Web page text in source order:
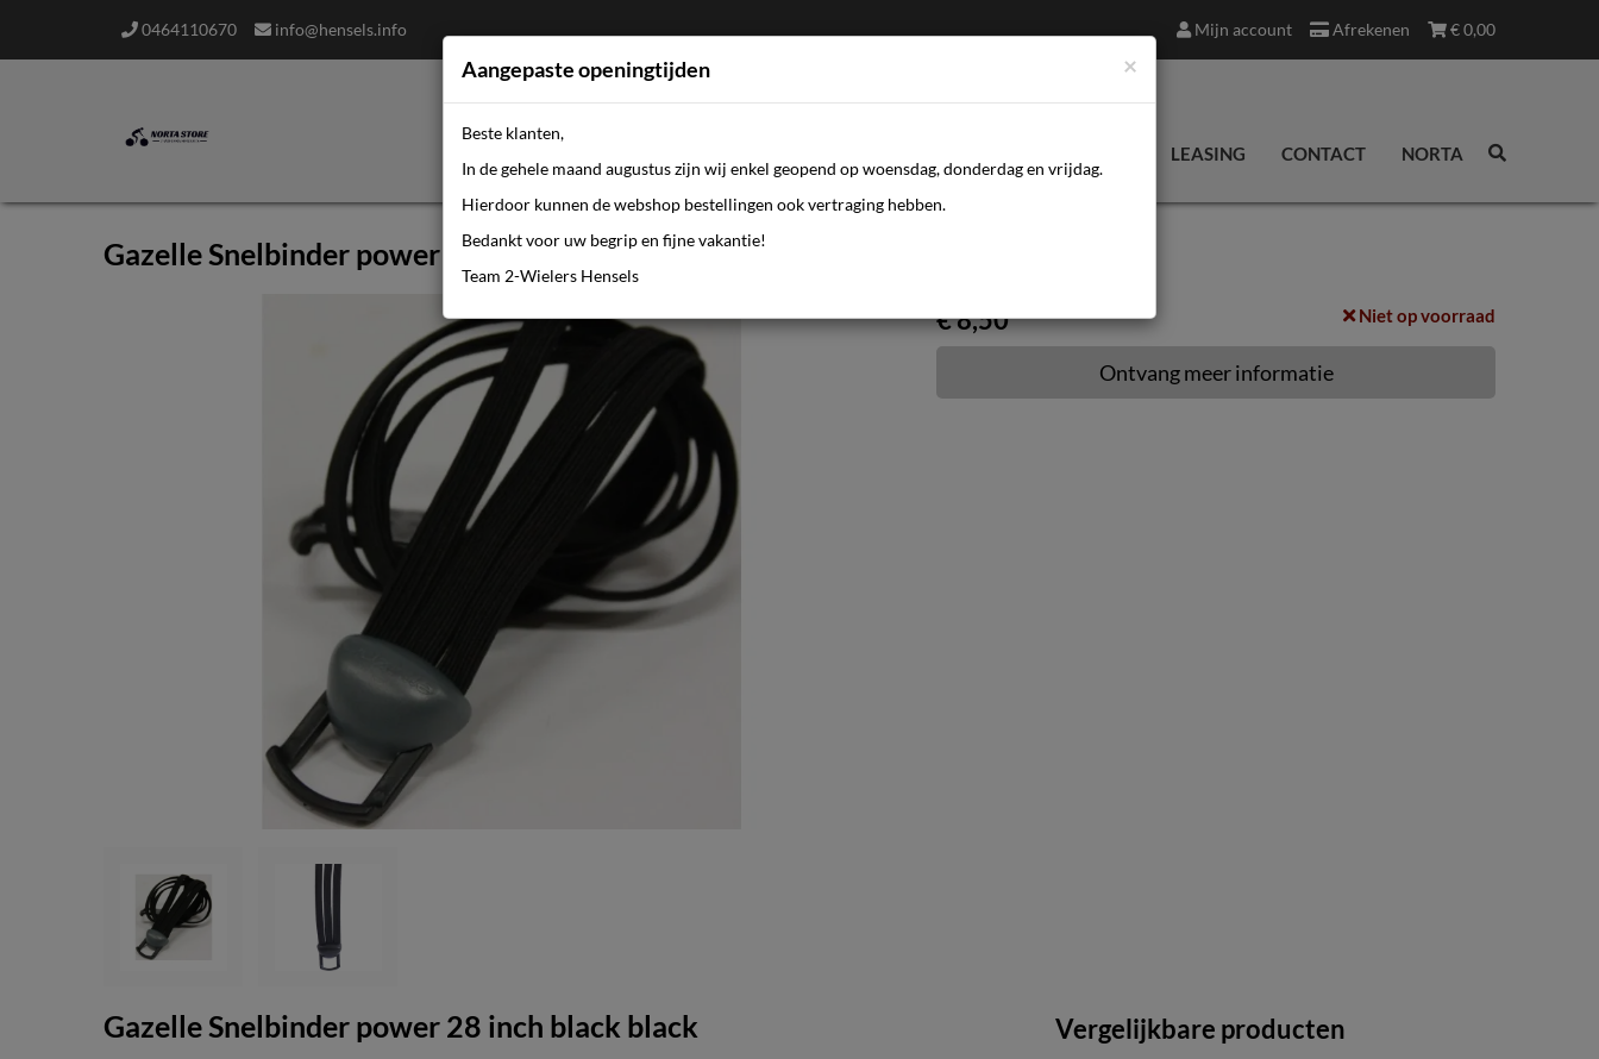
0464110670 info@hensels.info €0,00
Afrekenen
Mijn account
LEASING CONTACT NORTA
Gazelle Snelbinder power 28 inch black black
€ 8,50 Niet op voorraad
Ontvang meer informatie
Gazelle Snelbinder power 28 inch black black Vergelijkbare producten
×
Aangepaste openingtijden
Beste klanten,
In de gehele maand augustus zijn wij enkel geopend op woensdag, donderdag en vrijdag.
Hierdoor kunnen de webshop bestellingen ook vertraging hebben.
Bedankt voor uw begrip en fijne vakantie!
Team 2-Wielers Hensels